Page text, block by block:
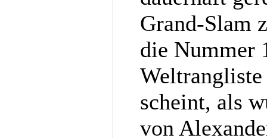
Grand-Slam
die Nummer
scheint, als
von